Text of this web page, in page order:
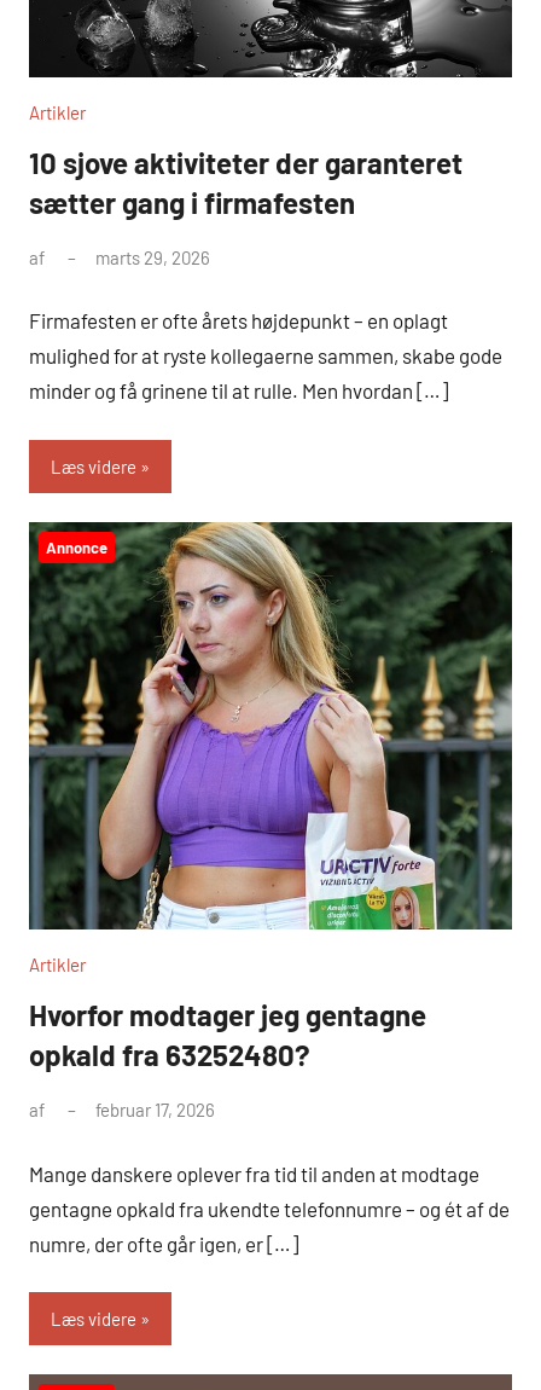
Artikler
10 sjove aktiviteter der garanteret
sætter gang i firmafesten
af marts 29, 2026
Firmafesten er ofte årets højdepunkt – en oplagt
mulighed for at ryste kollegaerne sammen, skabe gode
minder og få grinene til at rulle. Men hvordan […]
Læs videre
Annonce
Artikler
Hvorfor modtager jeg gentagne
opkald fra 63252480?
af februar 17, 2026
Mange danskere oplever fra tid til anden at modtage
gentagne opkald fra ukendte telefonnumre – og ét af de
numre, der ofte går igen, er […]
Læs videre